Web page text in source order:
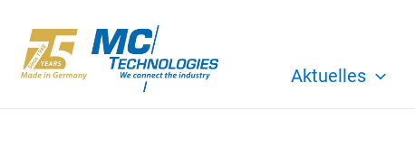
Inhalt
springen
Aktuelles